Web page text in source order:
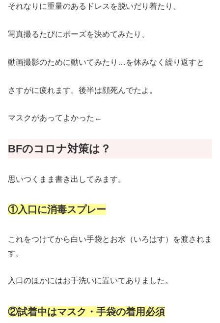
それなりに重量のあるドレスを脱いだり着たり、
写真撮るたびにポーズを決めてみたり、
動画撮影のために動いてみたり…を休みなく繰り返すと
さすがに疲れます。後半は顔死んでたよ。
マスクがあってよかった←
BFのコロナ対策は？
思いつくまま書き出してみます。
①入口に消毒スプレー
これをつけてから白い手袋とお水（いろはす）を渡されま
す。
入口のほかにはお手洗いに置いてありました。
②試着中はマスク・手袋の着用必須